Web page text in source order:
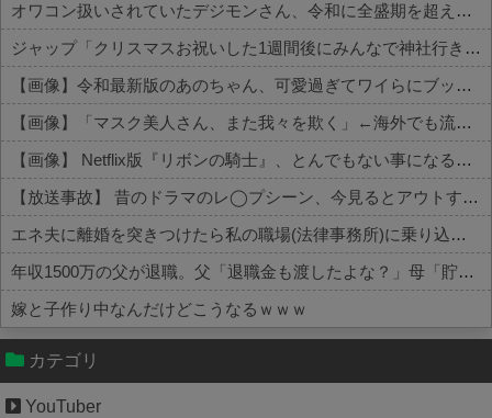
オワコン扱いされていたデジモンさん、令和に全盛期を超える利益を生み出していた
ジャップ「クリスマスお祝いした1週間後にみんなで神社行きます」←これ
【画像】令和最新版のあのちゃん、可愛過ぎてワイらにブッ刺さりまくりw w w w w w
【画像】「マスク美人さん、また我々を欺く」←海外でも流行りだした結果がこちらw w w w w w w
【画像】 Netflix版『リボンの騎士』、とんでもない事になるｗｗｗｗｗ
【放送事故】 昔のドラマのレ◯プシーン、今見るとアウトすぎる・・・
エネ夫に離婚を突きつけたら私の職場(法律事務所)に乗り込んできた 堂々と「離婚の法律相談です。母の薦めでこちらに参りました」と言っているが、...
年収1500万の父が退職。父「退職金も渡したよな？」母「貯金なんてないよー」父「全部なくなったの！？」→予想外の返事に家族騒然となり…
嫁と子作り中なんだけどこうなるｗｗｗ
Powered by livedoor 相互RSS
カテゴリ
YouTuber